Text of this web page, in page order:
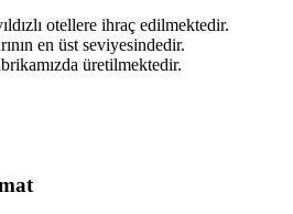
otellere ihraç edilmektedir.
en üst seviyesindedir.
üretilmektedir.